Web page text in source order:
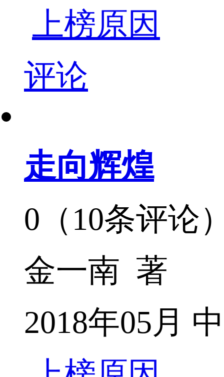
上榜原因
评论
走向辉煌
0（10条评论
金一南 著
2018年05月